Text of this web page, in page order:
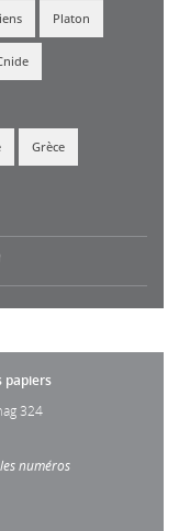
Platon
Grèce
is external)
papiers
324
numéros